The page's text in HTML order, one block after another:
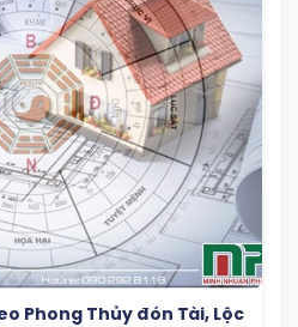
Phong Thủy đón Tài, Lộc